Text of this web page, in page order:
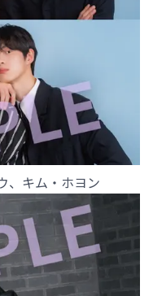
、キム・ホヨン